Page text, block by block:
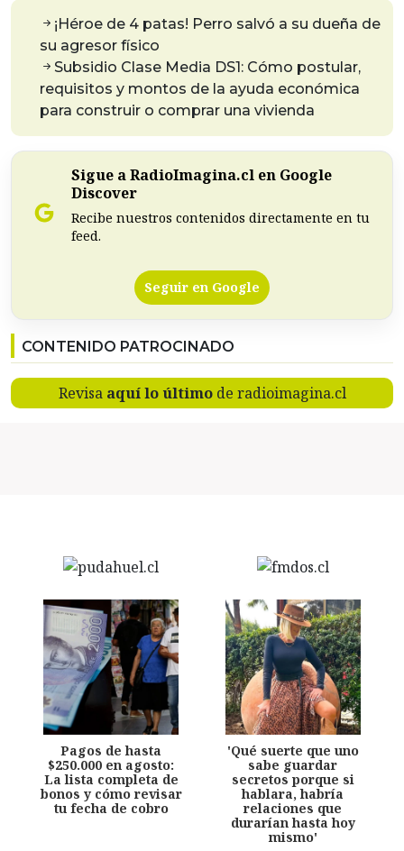
¡Héroe de 4 patas! Perro salvó a su dueña de
su agresor físico
Subsidio Clase Media DS1: Cómo postular,
requisitos y montos de la ayuda económica
para construir o comprar una vivienda
Sigue a RadioImagina.cl en Google
Discover
Recibe nuestros contenidos directamente en tu
feed.
Seguir en Google
CONTENIDO PATROCINADO
Revisa aquí lo últimode radioimagina.cl
Pagos de hasta
$250.000 en agosto:
La lista completa de
bonos y cómo revisar
tu fecha de cobro
'Qué suerte que uno
sabe guardar
secretos porque si
hablara, habría
relaciones que
durarían hasta hoy
mismo'